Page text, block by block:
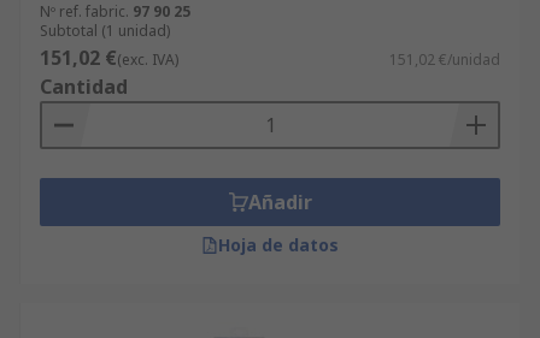
Nº ref. fabric. 97 90 25
Subtotal (1 unidad)
151,02 €(exc. IVA) 151,02 €/unidad
Cantidad
Añadir
Hoja de datos